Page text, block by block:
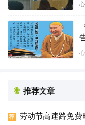
推荐文章
荐 劳动节高速路免费